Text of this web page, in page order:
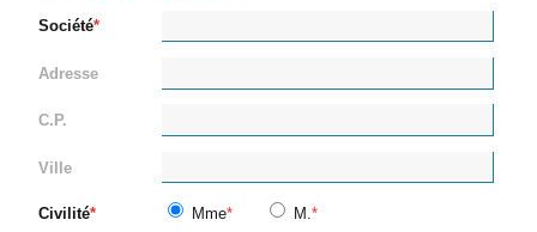
Société
Adresse
C.P.
Ville
Civilité Mme M.